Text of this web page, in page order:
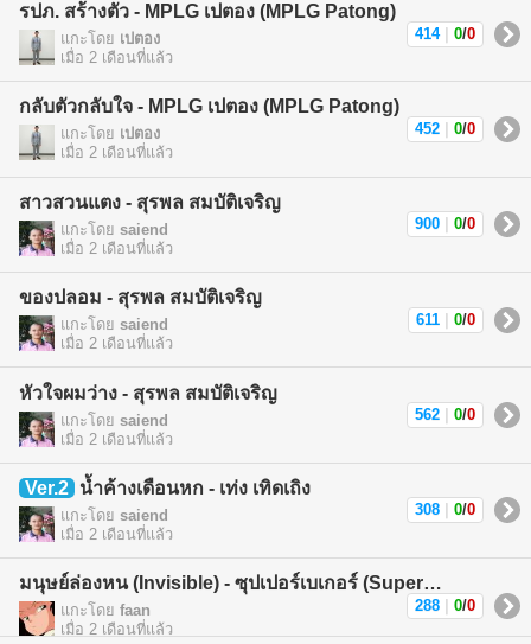
รปภ. สร้างตัว - MPLG เปตอง (MPLG Patong)
แกะโดย เปตอง
เมื่อ 2 เดือนที่แล้ว
414 0/0
กลับตัวกลับใจ - MPLG เปตอง (MPLG Patong)
แกะโดย เปตอง
เมื่อ 2 เดือนที่แล้ว
452 0/0
สาวสวนแตง - สุรพล สมบัติเจริญ
แกะโดย saiend
เมื่อ 2 เดือนที่แล้ว
900 0/0
ของปลอม - สุรพล สมบัติเจริญ
แกะโดย saiend
เมื่อ 2 เดือนที่แล้ว
611 0/0
หัวใจผมว่าง - สุรพล สมบัติเจริญ
แกะโดย saiend
เมื่อ 2 เดือนที่แล้ว
562 0/0
Ver.2 น้ำค้างเดือนหก - เท่ง เทิดเถิง
แกะโดย saiend
เมื่อ 2 เดือนที่แล้ว
308 0/0
มนุษย์ล่องหน (Invisible) - ซุปเปอร์เบเกอร์ (Superbaker)
แกะโดย faan
เมื่อ 2 เดือนที่แล้ว
288 0/0